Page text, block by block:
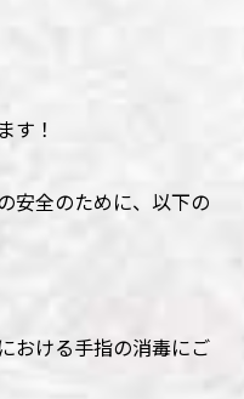
す！
安全のために、以下の
おける手指の消毒にご